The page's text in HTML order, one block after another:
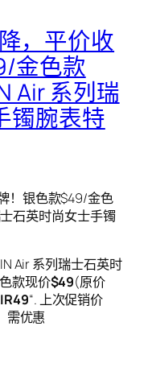
，平价收
金色款
Air 系列瑞
镯腕表特
！银色款$49/金色
石英时尚女士手镯
Air 系列瑞士石英时
款现价$49(原价
“. 上次促销价
需优惠